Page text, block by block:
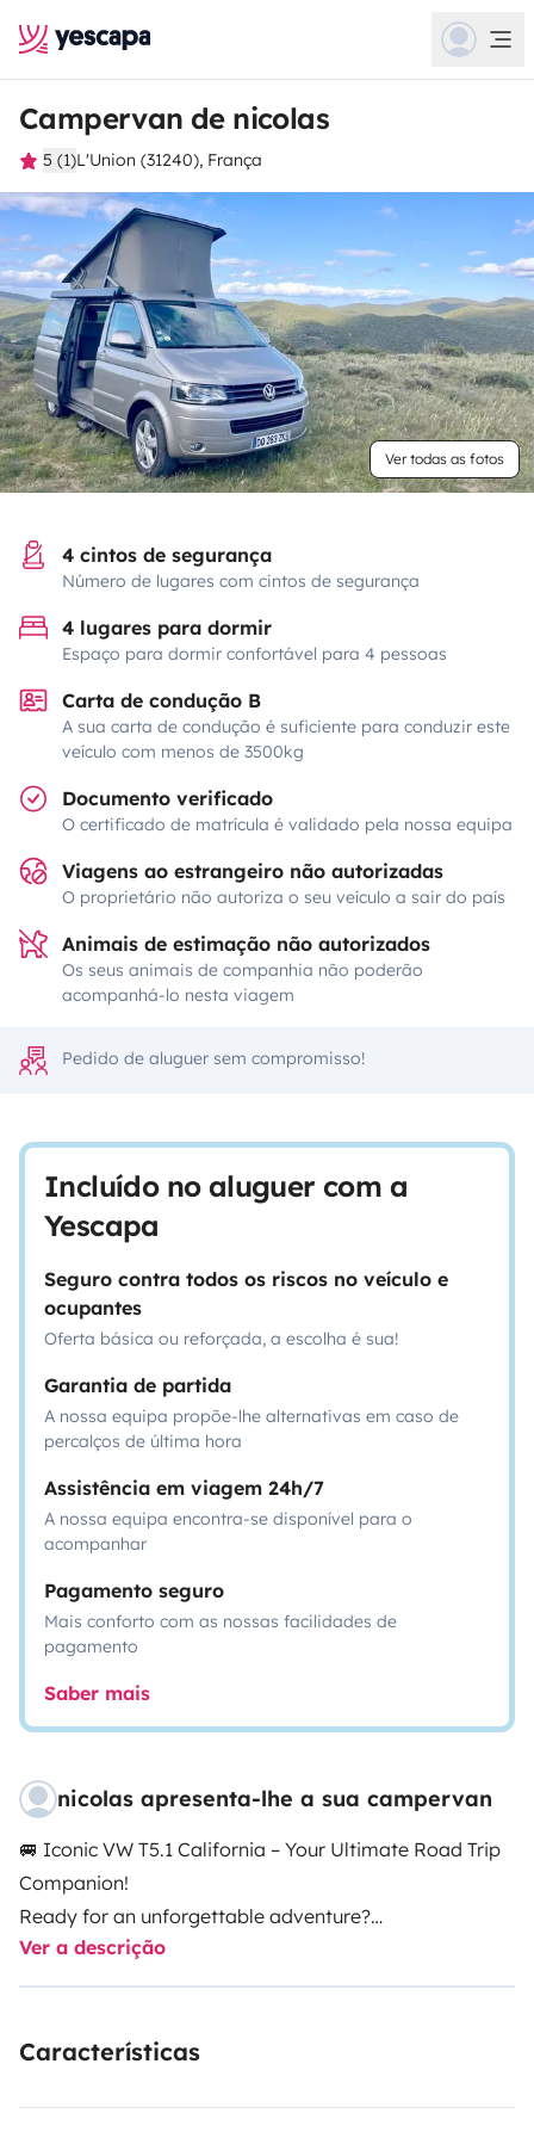
Campervan de nicolas
5 (1)L'Union (31240), França
Ver todas as fotos
4 cintos de segurança
Número de lugares com cintos de segurança
4 lugares para dormir
Espaço para dormir confortável para 4 pessoas
Carta de condução B
A sua carta de condução é suficiente para conduzir este
veículo com menos de 3500kg
Documento verificado
O certificado de matrícula é validado pela nossa equipa
Viagens ao estrangeiro não autorizadas
O proprietário não autoriza o seu veículo a sair do país
Animais de estimação não autorizados
Os seus animais de companhia não poderão
acompanhá-lo nesta viagem
Pedido de aluguer sem compromisso!
Incluído no aluguer com a
Yescapa
Seguro contra todos os riscos no veículo e
ocupantes
Oferta básica ou reforçada, a escolha é sua!
Garantia de partida
A nossa equipa propõe-lhe alternativas em caso de
percalços de última hora
Assistência em viagem 24h/7
A nossa equipa encontra-se disponível para o
acompanhar
Pagamento seguro
Mais conforto com as nossas facilidades de
pagamento
Saber mais
nicolas apresenta-lhe a sua campervan
🚐 Iconic VW T5.1 California – Your Ultimate Road Trip
Companion!
Ready for an unforgettable adventure?
Experience the legendary 'Van Life' with our fully
equipped Volkswagen T5.1 California. Whether you're
mountains, this van offers the perfect blend of car-like
Ver a descrição
Características